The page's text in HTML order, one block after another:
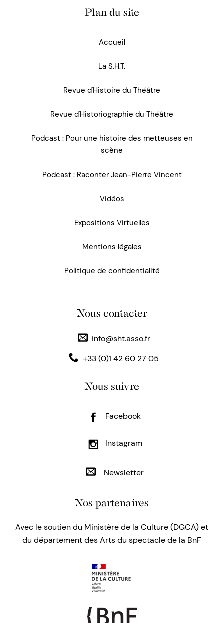
Plan du site
Accueil
La S.H.T.
Revue d'Histoire du Théâtre
Revue d'Historiographie du Théâtre
Podcast : Pour une histoire des metteuses en
scène
Podcast : Raconter Jean-Pierre Vincent
Vidéos
Expositions Virtuelles
Mentions légales
Politique de confidentialité
Nous contacter
info@sht.asso.fr
+33 (0)1 42 60 27 05
Nous suivre
Facebook
Instagram
Newsletter
Nos partenaires
Avec le soutien du Ministère de la Culture (DGCA) et
du département des Arts du spectacle de la BnF